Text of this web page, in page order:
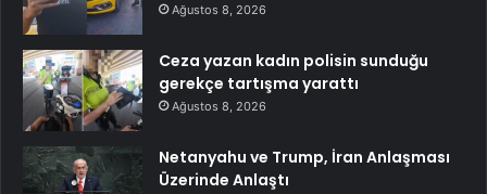
Ağustos 8, 2026
Ceza yazan kadın polisin sunduğu
gerekçe tartışma yarattı
Ağustos 8, 2026
Netanyahu ve Trump, İran Anlaşması
Üzerinde Anlaştı